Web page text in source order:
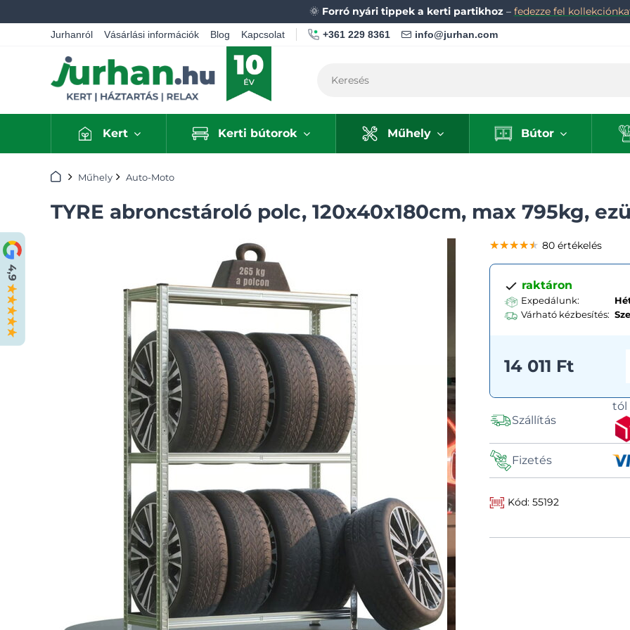
🌞 Forró nyári tippek a kerti partikhoz– fedezze fel
Jurhanról Vásárlási információk Blog Kapcsolat +361 229 8361 info@jurhan.com
Kert Kerti bútorok Műhely Bútor
KezdőlapMűhely Auto-Moto
TYRE abroncstároló polc, 120x40x180cm, max 795kg,
★★★★★
★★★★★
★★★★★ 80 értékelés
raktáron
Expedálunk:
Várható kézbesítés:
14 011 Ft
Szállítás
tól
Fizetés
Kód: 55192